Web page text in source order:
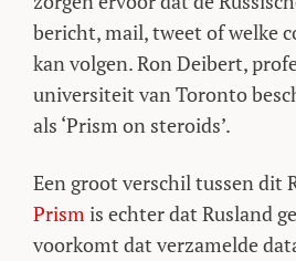
bericht, mail, tweet of welke
kan volgen. Ron Deibert,
universiteit van Toronto
als ‘Prism on steroids’.
Een groot verschil tussen dit
Prismis echter dat Rusland
voorkomt dat verzamelde